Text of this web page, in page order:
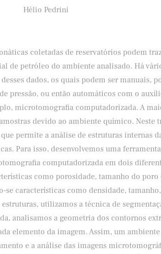
Hélio Pedrini
coletadas de reservatórios podem
de petróleo do ambiente analisado. Há
dados, os quais podem ser manuais,
pressão, ou então automáticos com o
microtomografia computadorizada. A
devido ao ambiente químico. Neste
permite a análise de estruturas internas
Para isso, desenvolvemos uma
computadorizada em dois
como porosidade, tamanho do
se características como densidade,
utilizamos a técnica de
analisamos a geometria dos contornos
elemento da imagem. Assim, um
e a análise das imagens